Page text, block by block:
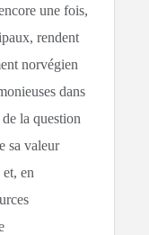
une fois,
rendent
norvégien
dans
la question
sa valeur
en